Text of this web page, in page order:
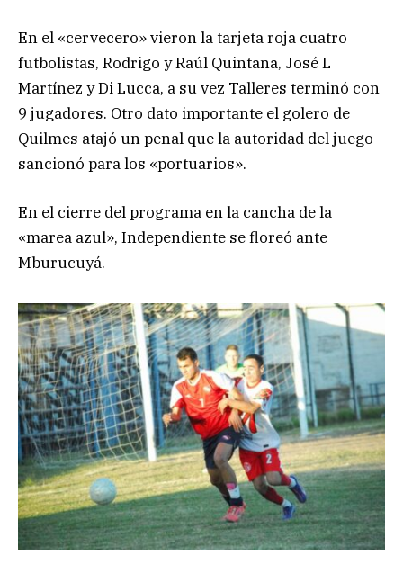
En el «cervecero» vieron la tarjeta roja cuatro
futbolistas, Rodrigo y Raúl Quintana, José L
Martínez y Di Lucca, a su vez Talleres terminó con
9 jugadores. Otro dato importante el golero de
Quilmes atajó un penal que la autoridad del juego
sancionó para los «portuarios».
En el cierre del programa en la cancha de la
«marea azul», Independiente se floreó ante
Mburucuyá.